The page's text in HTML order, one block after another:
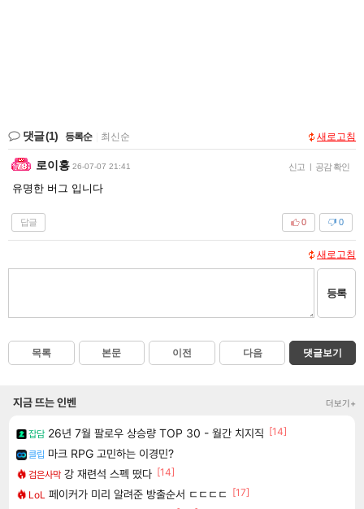
댓글(1) 등록순 최신순 새로고침
로이홍 26-07-07 21:41 신고 | 공감 확인
유명한 버그 입니다
답글 0
0
새로고침
등록
목록 본문 이전 다음 댓글보기
지금 뜨는 인벤 더보기+
잡담 26년 7월 팔로우 상승량 TOP 30 - 월간 치지직 [14]
클립 마크 RPG 고민하는 이경민?
검은사막 강 재련석 스펙 떴다 [14]
LoL 페이커가 미리 알려준 방출순서 ㄷㄷㄷㄷ [17]